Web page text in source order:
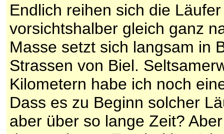
Endlich reihen sich die
vorsichtshalber gleich ganz
Masse setzt sich langsam in
Strassen von Biel.
Kilometern habe ich noch
Dass es zu Beginn solcher
aber über so lange Zeit?